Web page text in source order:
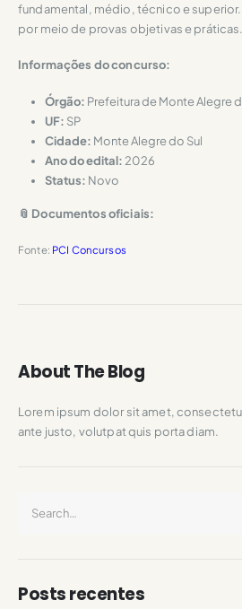
fundamental, médio, técnico e superior.
por meio de provas objetivas e práticas.
Informações do concurso:
Órgão: Prefeitura de Monte Alegre
UF: SP
Cidade: Monte Alegre do Sul
Ano do edital: 2026
Status: Novo
📎 Documentos oficiais:
Fonte: PCI Concursos
About The Blog
Lorem ipsum dolor sit amet,
ante justo, volutpat quis porta diam.
Posts recentes